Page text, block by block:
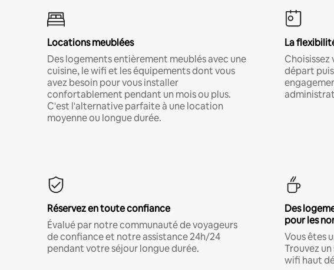
Locations meublées
Des logements entièrement meublés avec une
cuisine, le wifi et les équipements dont vous
avez besoin pour vous installer
confortablement pendant un mois ou plus.
C'est l'alternative parfaite à une location
moyenne ou longue durée.
La
départ
Réservez en toute confiance
Évalué par notre communauté de voyageurs
de confiance et notre assistance 24h/24
pendant votre séjour longue durée.
Des
pour les
Vous êtes
Trouvez
wifi haut